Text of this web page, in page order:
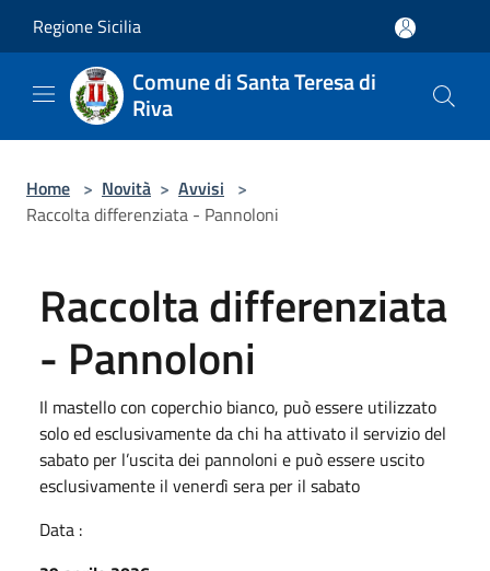
Regione Sicilia
Comune di Santa Teresa di
Riva
Home > Novità > Avvisi >
Raccolta differenziata - Pannoloni
Raccolta differenziata
- Pannoloni
Il mastello con coperchio bianco, può essere utilizzato
solo ed esclusivamente da chi ha attivato il servizio del
sabato per l’uscita dei pannoloni e può essere uscito
esclusivamente il venerdì sera per il sabato
Data :